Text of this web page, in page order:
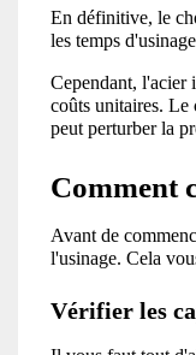
En définitive, le
les temps
Cependant, l'acier
coûts unitaires. Le
peut perturber la
Comment
Avant de
l'usinage. Cela
Vérifier les